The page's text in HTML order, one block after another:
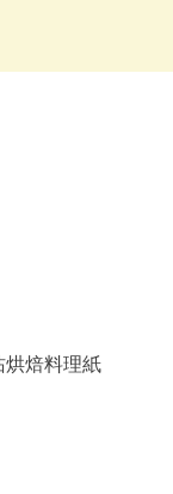
焙料理紙